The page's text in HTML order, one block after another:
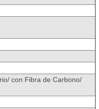
con Fibra de Carbono/